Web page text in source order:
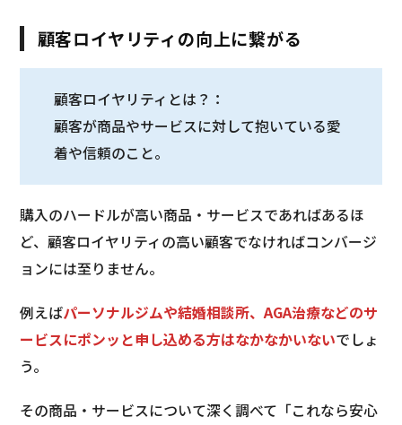
顧客ロイヤリティの向上に繋がる
顧客ロイヤリティとは？：
顧客が商品やサービスに対して抱いている愛
着や信頼のこと。
購入のハードルが高い商品・サービスであればあるほ
ど、顧客ロイヤリティの高い顧客でなければコンバージ
ョンには至りません。
例えばパーソナルジムや結婚相談所、AGA治療などのサ
ービスにポンッと申し込める方はなかなかいないでしょ
う。
その商品・サービスについて深く調べて「これなら安心